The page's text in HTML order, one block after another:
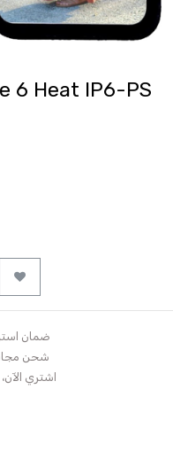
6 Heat IP6-PS
ضمان
شحن
اشتري